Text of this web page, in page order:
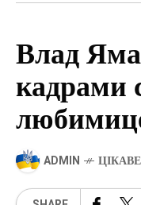
Влад Яма
кадрами
ADMIN ЦІКАВЕ